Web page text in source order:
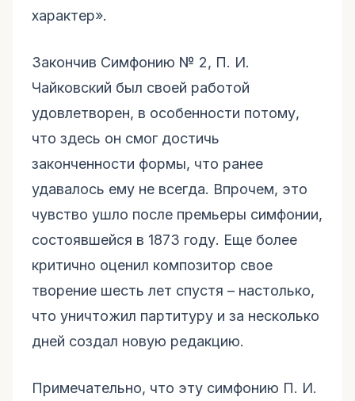
характер».
Закончив Симфонию № 2, П. И.
Чайковский был своей работой
удовлетворен, в особенности потому,
что здесь он смог достичь
законченности формы, что ранее
удавалось ему не всегда. Впрочем, это
чувство ушло после премьеры симфонии,
состоявшейся в 1873 году. Еще более
критично оценил композитор свое
творение шесть лет спустя – настолько,
что уничтожил партитуру и за несколько
дней создал новую редакцию.
Примечательно, что эту симфонию П. И.